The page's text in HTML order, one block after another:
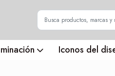
Iconos del